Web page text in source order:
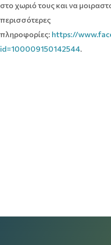
στο χωριό τους και να
περισσότερες
πληροφορίες: https://
id=100009150142544.